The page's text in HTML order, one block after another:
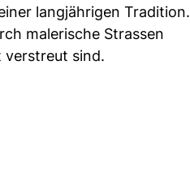
langjährigen Tradition.
malerische Strassen
verstreut sind.